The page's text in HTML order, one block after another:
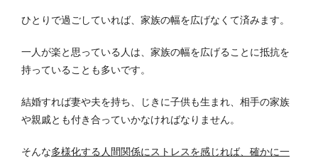
ひとりで過ごしていれば、家族の幅を広げなくて済みます。
一人が楽と思っている人は、家族の幅を広げることに抵抗を
持っていることも多いです。
結婚すれば妻や夫を持ち、じきに子供も生まれ、相手の家族
や親戚とも付き合っていかなければなりません。
そんな多様化する人間関係にストレスを感じれば、確かに一